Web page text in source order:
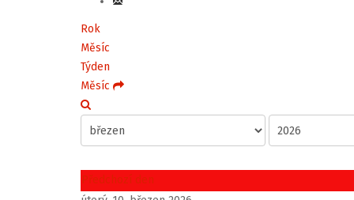
Rok
Měsíc
Týden
Měsíc
Předchozí den